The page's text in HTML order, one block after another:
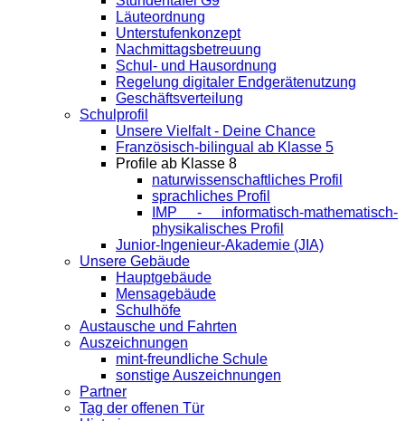
Läuteordnung
Unterstufenkonzept
Nachmittagsbetreuung
Schul- und Hausordnung
Regelung digitaler Endgeräte­nutzung
Geschäftsverteilung
Schulprofil
Unsere Vielfalt - Deine Chance
Französisch-bilingual ab Klasse 5
Profile ab Klasse 8
naturwissenschaftliches Profil
sprachliches Profil
IMP - informatisch-mathematisch-
physikalisches Profil
Junior-Ingenieur-Akademie (JIA)
Unsere Gebäude
Hauptgebäude
Mensagebäude
Schulhöfe
Austausche und Fahrten
Auszeichnungen
mint-freundliche Schule
sonstige Auszeichnungen
Partner
Tag der offenen Tür